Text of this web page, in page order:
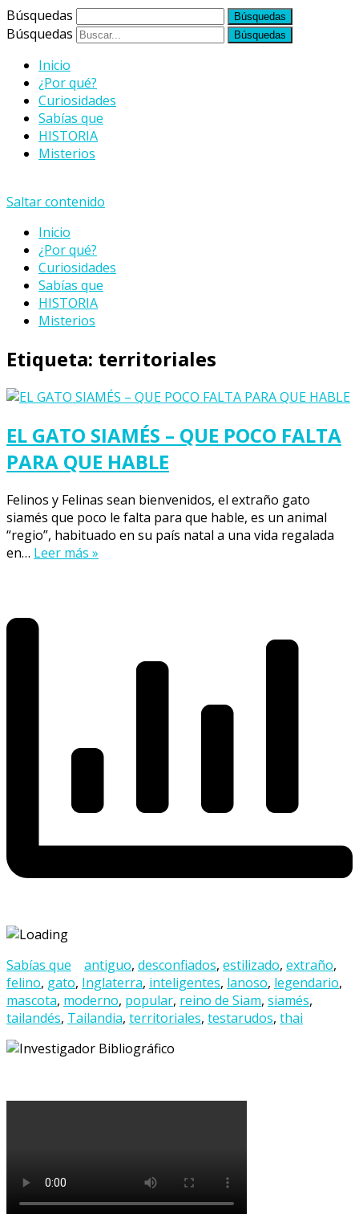
Búsquedas
Búsquedas
Inicio
¿Por qué?
Curiosidades
Sabías que
HISTORIA
Misterios
Saltar contenido
Inicio
¿Por qué?
Curiosidades
Sabías que
HISTORIA
Misterios
Etiqueta: territoriales
EL GATO SIAMÉS – QUE POCO FALTA
PARA QUE HABLE
Felinos y Felinas sean bienvenidos, el extraño gato
siamés que poco le falta para que hable, es un animal
“regio”, habituado en su país natal a una vida regalada
en… Leer más »
Sabías que antiguo, desconfiados, estilizado, extraño,
felino, gato, Inglaterra, inteligentes, lanoso, legendario,
mascota, moderno, popular, reino de Siam, siamés,
tailandés, Tailandia, territoriales, testarudos, thai